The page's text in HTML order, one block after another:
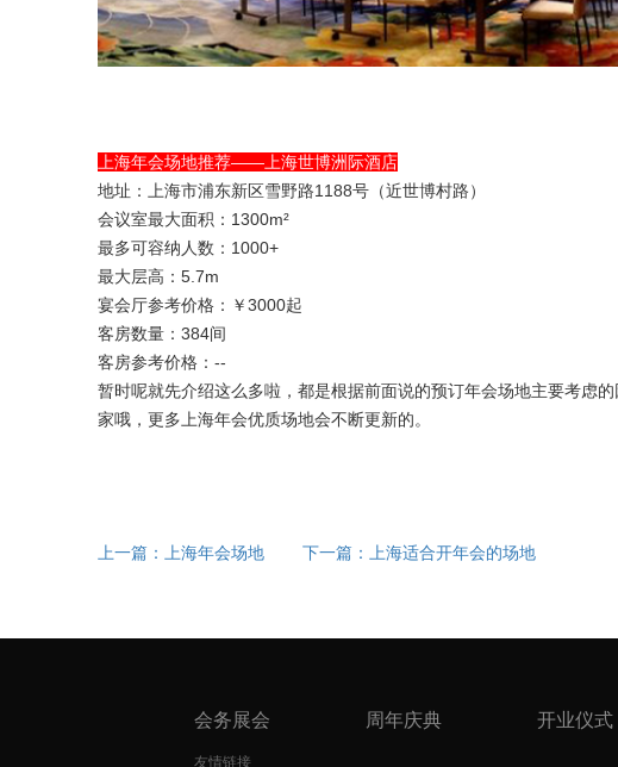
上海年会场地推荐——上海世博洲际酒店
地址：上海市浦东新区雪野路1188号（近世博村路）
会议室最大面积：1300m²
最多可容纳人数：1000+
最大层高：5.7m
宴会厅参考价格：￥3000起
客房数量：384间
客房参考价格：--
暂时呢就先介绍这么多啦，都是根据前面说的预订年会场地主要考虑
家哦，更多上海年会优质场地会不断更新的。
上一篇：上海年会场地 下一篇：上海适合开年会的场地
会务展会 周年庆典 开业仪式
友情链接